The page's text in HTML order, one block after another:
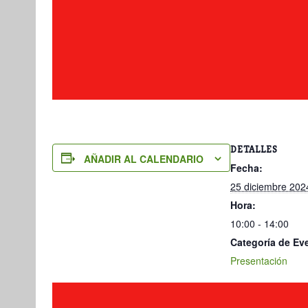
AÑADIR AL CALENDARIO
DETALLES
Fecha:
25 diciembre
Hora:
10:00 - 14:00
Categoría de
Presentación